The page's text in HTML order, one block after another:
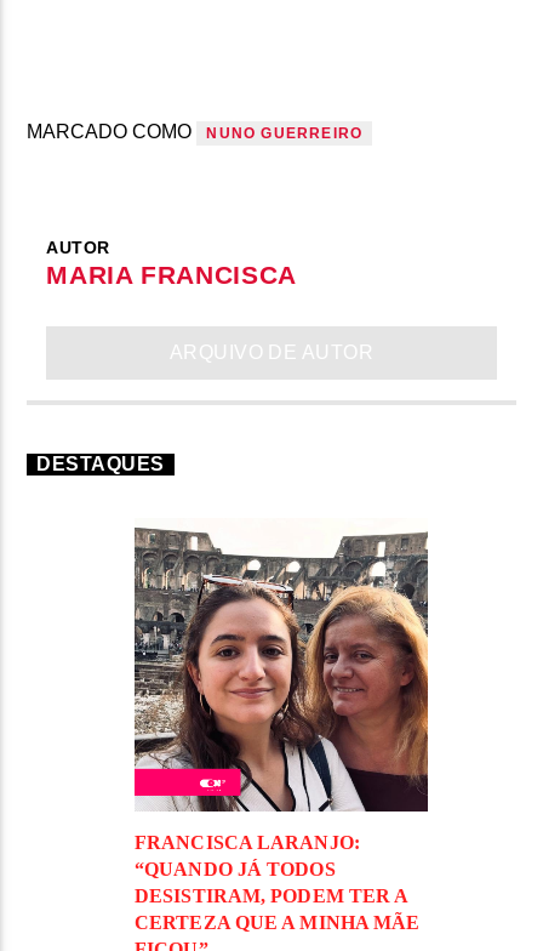
MARCADO COMO NUNO GUERREIRO
AUTOR
MARIA FRANCISCA
ARQUIVO DE AUTOR
DESTAQUES
FRANCISCA LARANJO:
“QUANDO JÁ TODOS
DESISTIRAM, PODEM TER A
CERTEZA QUE A MINHA MÃE